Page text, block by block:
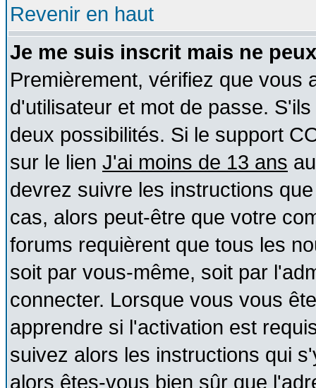
Revenir en haut
Je me suis inscrit mais ne
Premièrement, vérifiez que vous
d'utilisateur et mot de passe.
deux possibilités. Si le support
sur le lien J'ai moins de 13 ans
devrez suivre les instructions
cas, alors peut-être que votre
forums requièrent que tous les
soit par vous-même, soit par
connecter. Lorsque vous vous
apprendre si l'activation est
suivez alors les instructions qui
alors êtes-vous bien sûr que